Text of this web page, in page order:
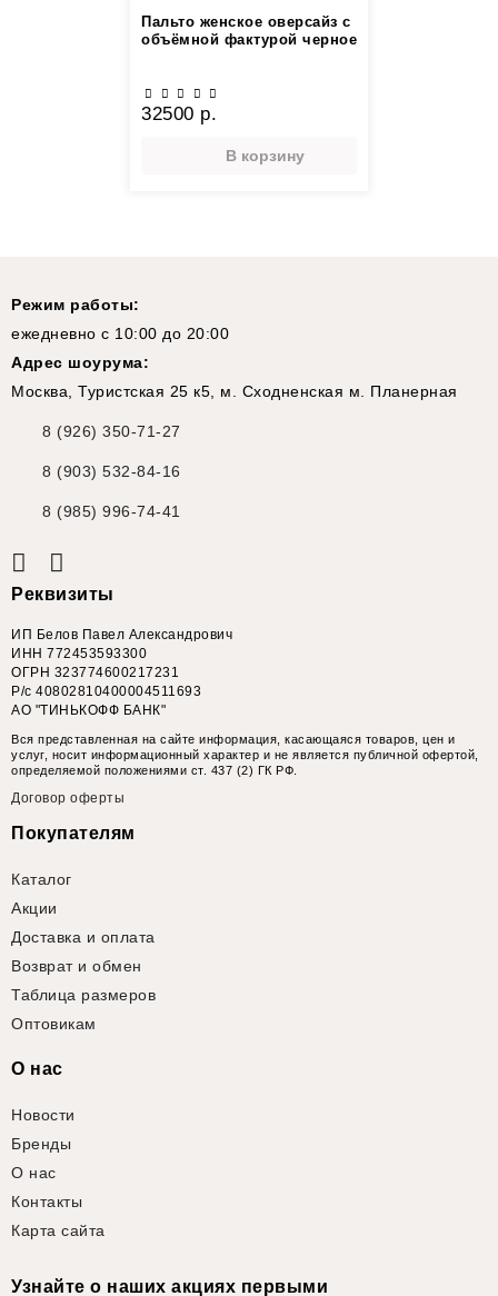
Пальто женское оверсайз с
объёмной фактурой черное
32500 р.
В корзину
Реквизиты
ИП Белов Павел Александрович
ИНН 772453593300
ОГРН 323774600217231
Р/с 40802810400004511693
АО "ТИНЬКОФФ БАНК"
Вся представленная на сайте информация, касающаяся товаров, цен и
услуг, носит информационный характер и не является публичной офертой,
определяемой положениями ст. 437 (2) ГК РФ.
Договор оферты
Режим работы:
ежедневно с 10:00 до 20:00
Адрес шоурума:
Москва, Туристская 25 к5, м. Сходненская м. Планерная
8 (926) 350-71-27
8 (903) 532-84-16
8 (985) 996-74-41
Покупателям
Каталог
Акции
Доставка и оплата
Возврат и обмен
Таблица размеров
Оптовикам
О нас
Новости
Бренды
О нас
Контакты
Карта сайта
Узнайте о наших акциях первыми